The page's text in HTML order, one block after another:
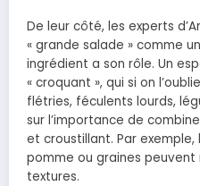
De leur côté, les experts
« grande salade » comme
ingrédient a son rôle. Un
« croquant », qui si on
flétries, féculents lourds,
sur l’importance de
et croustillant. Par
pomme ou graines
textures.